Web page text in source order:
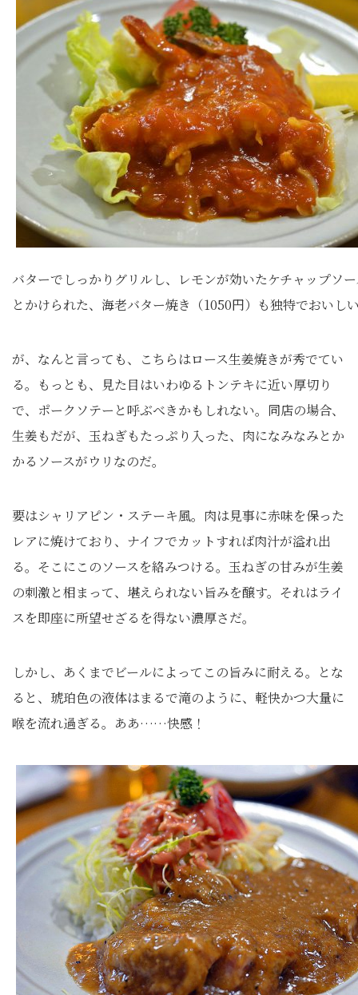
バターでしっかりグリルし、レモンが効いたケチャップソ
とかけられた、海老バター焼き（1050円）も独特でおいし
が、なんと言っても、こちらはロース生姜焼きが秀でてい
る。もっとも、見た目はいわゆるトンテキに近い厚切り
で、ポークソテーと呼ぶべきかもしれない。同店の場合、
生姜もだが、玉ねぎもたっぷり入った、肉になみなみとか
かるソースがウリなのだ。
要はシャリアピン・ステーキ風。肉は見事に赤味を保った
レアに焼けており、ナイフでカットすれば肉汁が溢れ出
る。そこにこのソースを絡みつける。玉ねぎの甘みが生姜
の刺激と相まって、堪えられない旨みを醸す。それはライ
スを即座に所望せざるを得ない濃厚さだ。
しかし、あくまでビールによってこの旨みに耐える。とな
ると、琥珀色の液体はまるで滝のように、軽快かつ大量に
喉を流れ過ぎる。ああ……快感！